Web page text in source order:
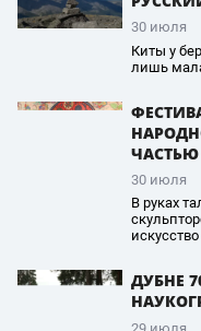
30 июля
Киты у
лишь
30 июля
В руках
ДУБНЕ